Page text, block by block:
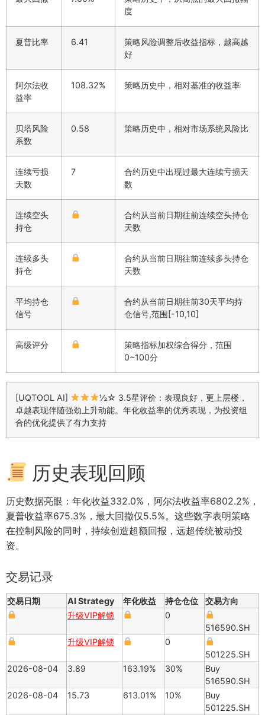
度
夏普比率 6.41
策略风险调整后收益指标，越高越
好
阿尔法收
益率
108.32% 策略历史中，相对基准的收益率
贝塔风险
系数
0.58 策略历史中，相对市场系统风险比
连续亏损
天数
7
合约历史中出现过最大连续亏损天
数
连续空头
持仓
合约从当前日期往前连续空头持仓
天数
连续多头
持仓
合约从当前日期往前连续多头持仓
天数
平均持仓
信号
合约从当前日期往前30天平均持
仓信号,范围[-10,10]
高级评分
策略指标加权综合得分，范围
0~100分
[UQTOOL AI]
½☆ 3.5星评价：表现良好，更上层楼，
卓越表现伴随强劲上升动能。年化收益率的优秀表现，为投资组
合的优化提供了有力支持
历史表现回顾
历史数据亮眼：年化收益332.0%，阿尔法收益率6802.2%，
夏普收益率675.3%，最大回撤仅5.5%。这些数字表明策略
在控制风险的同时，持续创造超额回报，远超传统被动投
资。
交易记录
交易日期 AI Strategy 年化收益 持仓仓位
交易方向
升级VIP解锁
0
516590.SH
升级VIP解锁
0
501225.SH
2026-08-04
3.89 163.19% 30%
Buy
516590.SH
2026-08-04
15.73 613.01% 10%
Buy
501225.SH